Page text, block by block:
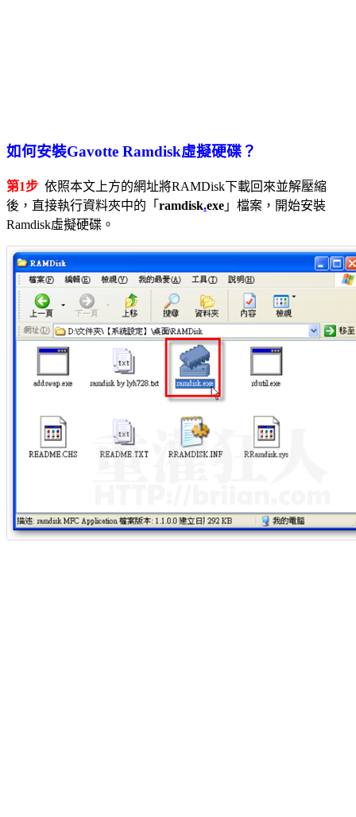
如何安裝Gavotte Ramdisk虛擬硬碟？
第1步 依照本文上方的網址將RAMDisk下載回來並解壓縮
後，直接執行資料夾中的「 ramdisk.exe 」檔案，開始安裝
Ramdisk虛擬硬碟。